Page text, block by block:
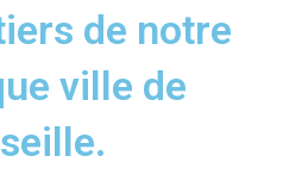
de notre
ville de